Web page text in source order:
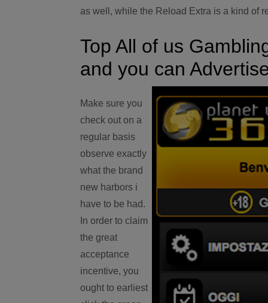
as well, while the Reload Extra is a kind of
Top All of us
and you can
Make sure you
check out on a
regular basis
observe exactly
what the brand
new harbors i
have to be had.
In order to claim
the great
acceptance
incentive, you
ought to earliest